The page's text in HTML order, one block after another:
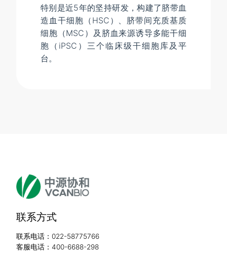
特别是近5年的坚持研发，构建了脐带血
造血干细胞（HSC）、脐带间充质基质
细胞（MSC）及脐血来源诱导多能干细
胞（iPSC）三个临床级干细胞库及平
台。
联系方式
联系电话：022-58775766
客服电话：400-6688-298